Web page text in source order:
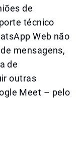
de
técnico
Web não
mensagens,
de
outras
Meet – pelo